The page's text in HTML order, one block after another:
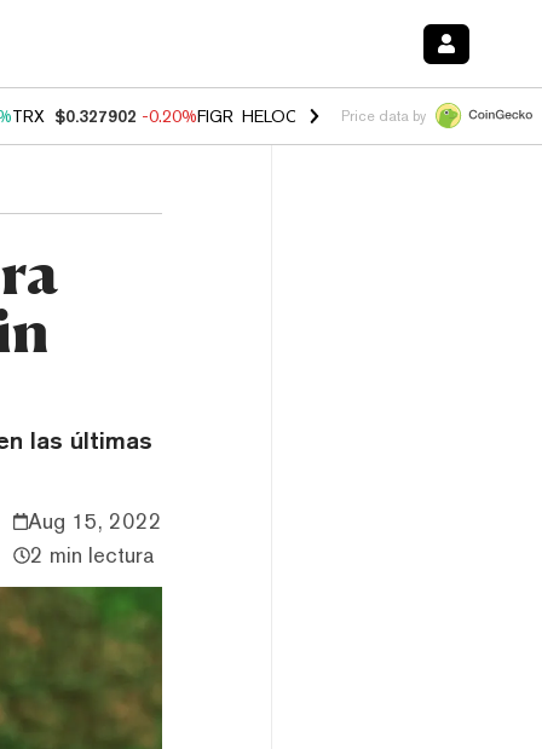
TRX $0.327902 -0.20%FIGR_HELOC $1.035 1.50%HYPE $56.74
Price data by
las últimas
Aug 15, 2022
2 min lectura